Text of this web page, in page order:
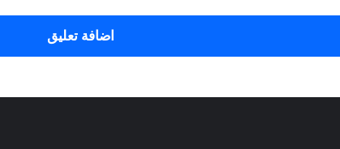
اضافة تعليق